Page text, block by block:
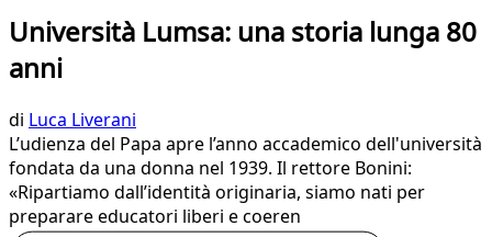
Università Lumsa: una storia lunga 80
anni
di Luca Liverani
L’udienza del Papa apre l’anno accademico dell'università
fondata da una donna nel 1939. Il rettore Bonini:
«Ripartiamo dall’identità originaria, siamo nati per
preparare educatori liberi e coeren